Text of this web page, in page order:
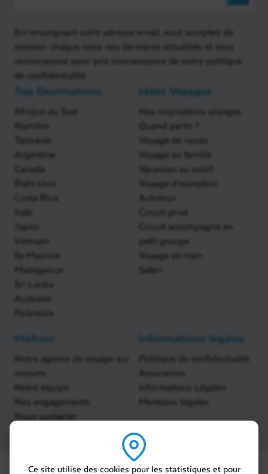
Ce site utilise des cookies pour les statistiques et pour
En renseignant votre adresse email, vous acceptez de
recevoir chaque mois nos dernières actualités et vous
reconnaissez avoir pris connaissance de notre politique
de confidentialité
Top Destinations
Afrique du Sud
Namibie
Tanzanie
Argentine
Canada
États-Unis
Costa Rica
Inde
Japon
Vietnam
Île Maurice
Madagascar
Sri Lanka
Australie
Polynésie
Idées Voyages
Nos inspirations voyages
Quand partir ?
Voyage de noces
Voyage en famille
Vacances au soleil
Voyage d'exception
Autotour
Circuit privé
Circuit accompagné en
petit groupe
Voyage en train
Safari
Meltour
Notre agence de voyage sur
mesure
Notre équipe
Nos engagements
Nous contacter
Informations légales
Politique de confidentialité
Assurances
Informations Légales
Mentions légales